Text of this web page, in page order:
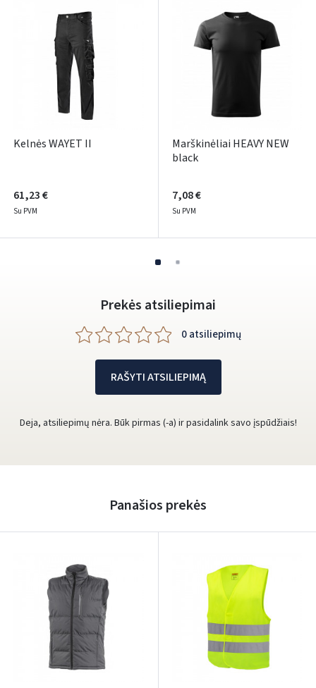
Kelnės WAYET II
61,23 €
Su PVM
Marškinėliai HEAVY NEW
black
7,08 €
Su PVM
Prekės atsiliepimai
0 atsiliepimų
RAŠYTI ATSILIEPIMĄ
Deja, atsiliepimų nėra. Būk pirmas (-a) ir pasidalink savo įspūdžiais!
Panašios prekės
Dar neturite paskyros? Registruokites